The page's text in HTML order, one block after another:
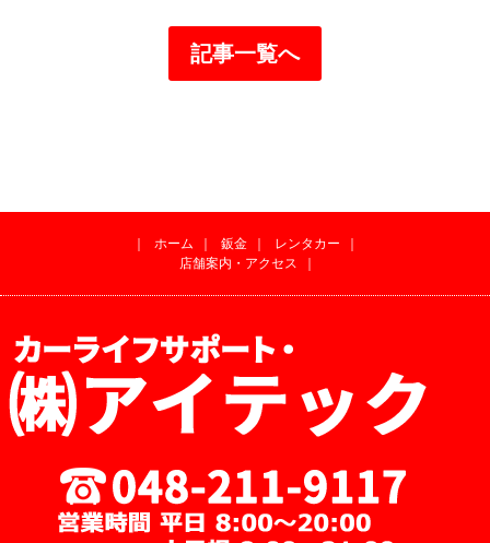
記事一覧へ
｜ ホーム ｜ 鈑金 ｜ レンタカー
｜
店舗案内・アクセス
｜